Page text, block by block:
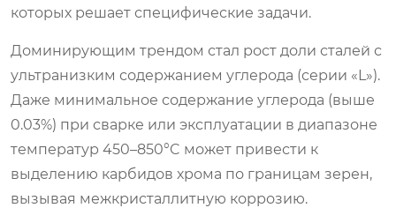
которых решает специфические задачи.
Доминирующим трендом стал рост доли сталей с
ультранизким содержанием углерода (серии «L»).
Даже минимальное содержание углерода (выше
0.03%) при сварке или эксплуатации в диапазоне
температур 450–850°C может привести к
выделению карбидов хрома по границам зерен,
вызывая межкристаллитную коррозию.